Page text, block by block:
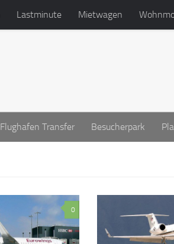
Lastminute Mietwagen
Flughafen Transfer Besucherpark
0